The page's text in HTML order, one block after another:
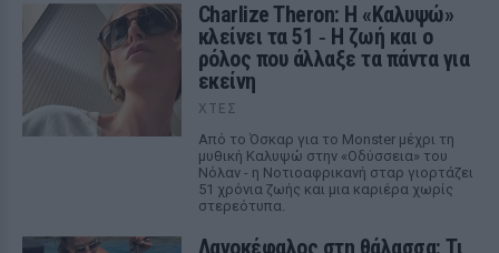
Charlize Theron: Η «Καλυψώ»
κλείνει τα 51 ‑ H ζωή και ο
ρόλος που άλλαξε τα πάντα για
εκείνη
ΧΤΕΣ
Από το Όσκαρ για το Monster μέχρι τη
μυθική Καλυψώ στην «Οδύσσεια» του
Νόλαν - η Νοτιοαφρικανή σταρ γιορτάζει
51 χρόνια ζωής και μια καριέρα χωρίς
στερεότυπα.
Λαγοκέφαλος στη θάλασσα: Τι